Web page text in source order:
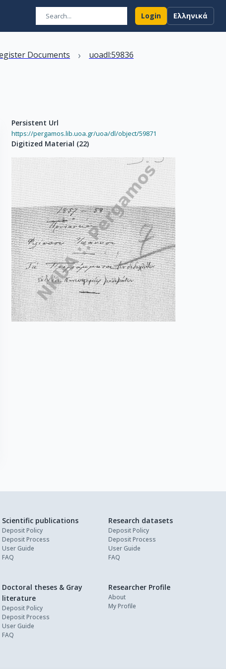
Login Ελληνικά
Documents › uoadl:59836
Persistent Url
https://pergamos.lib.uoa.gr/uoa/dl/object/59871
Digitized Material (22)
Scientific publications
Deposit Policy
Deposit Process
User Guide
FAQ
Research datasets
Deposit Policy
Deposit Process
User Guide
FAQ
Doctoral theses & Gray
literature
Deposit Policy
Deposit Process
User Guide
FAQ
Researcher Profile
About
My Profile